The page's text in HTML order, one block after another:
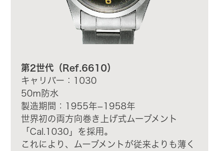
第2世代（Ref.6610）
キャリバー：1030
50m防水
製造期間：1955年−1958年
世界初の両方向巻き上げ式ムーブメント
「Cal.1030」を採用。
これにより、ムーブメントが従来よりも薄く